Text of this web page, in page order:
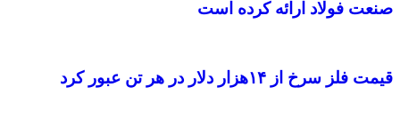
صنعت فولاد ارائه کرده است
قیمت فلز سرخ از ۱۴هزار دلار در هر تن عبور کرد